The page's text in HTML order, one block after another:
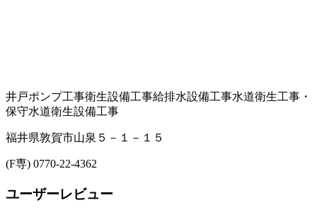
井戸ポンプ工事衛生設備工事給排水設備工事水道衛生工事・
保守水道衛生設備工事
福井県敦賀市山泉５－１－１５
(F専) 0770-22-4362
ユーザーレビュー